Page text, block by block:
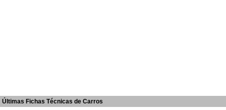
Últimas Fichas Técnicas de Carros